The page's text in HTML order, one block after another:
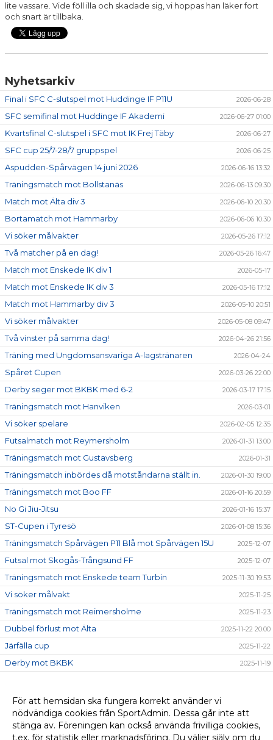
lite vassare. Vide föll illa och skadade sig, vi hoppas han läker fort
och snart är tillbaka.
Nyhetsarkiv
Final i SFC C-slutspel mot Huddinge IF P11U 2026-06-28
SFC semifinal mot Huddinge IF Akademi 2026-06-27 01:00
Kvartsfinal C-slutspel i SFC mot IK Frej Täby 2026-06-27
SFC cup 25/7-28/7 gruppspel 2026-06-25
Aspudden-Spårvägen 14 juni 2026 2026-06-16 13:32
Träningsmatch mot Bollstanäs 2026-06-13 09:30
Match mot Älta div 3 2026-06-10 20:30
Bortamatch mot Hammarby 2026-06-06 10:30
Vi söker målvakter 2026-05-26 17:12
Två matcher på en dag! 2026-05-26 16:47
Match mot Enskede IK div 1 2026-05-17
Match mot Enskede IK div 3 2026-05-16 17:12
Match mot Hammarby div 3 2026-05-10 20:51
Vi söker målvakter 2026-05-08 09:47
Två vinster på samma dag! 2026-04-26 21:56
Träning med Ungdomsansvariga A-lagstränaren 2026-04-24
Spåret Cupen 2026-03-26 22:00
Derby seger mot BKBK med 6-2 2026-03-17 17:15
Träningsmatch mot Hanviken 2026-03-01
Vi söker spelare 2026-02-05 12:35
Futsalmatch mot Reymersholm 2026-01-31 13:00
Träningsmatch mot Gustavsberg 2026-01-31
Träningsmatch inbördes då motståndarna ställt in. 2026-01-30 19:00
Träningsmatch mot Boo FF 2026-01-16 20:59
No Gi Jiu-Jitsu 2026-01-16 15:37
ST-Cupen i Tyresö 2026-01-08 15:36
Träningsmatch Spårvägen P11 Blå mot Spårvägen 15U 2025-12-07
Futsal mot Skogås-Trångsund FF 2025-12-07
Träningsmatch mot Enskede team Turbin 2025-11-30 19:53
Vi söker målvakt 2025-11-25
Träningsmatch mot Reimersholme 2025-11-23
Dubbel förlust mot Älta 2025-11-22 20:00
Järfälla cup 2025-11-22
Derby mot BKBK 2025-11-19
Minicup i Södertälje
Cup Åland 2025-10-24
Första 11-manna matchen! 2025-10-19
För att hemsidan ska fungera korrekt använder vi
nödvändiga cookies från SportAdmin. Dessa går inte att
stänga av. Föreningen kan också använda frivilliga cookies,
t.ex. för statistik eller marknadsföring. Du väljer själv om du